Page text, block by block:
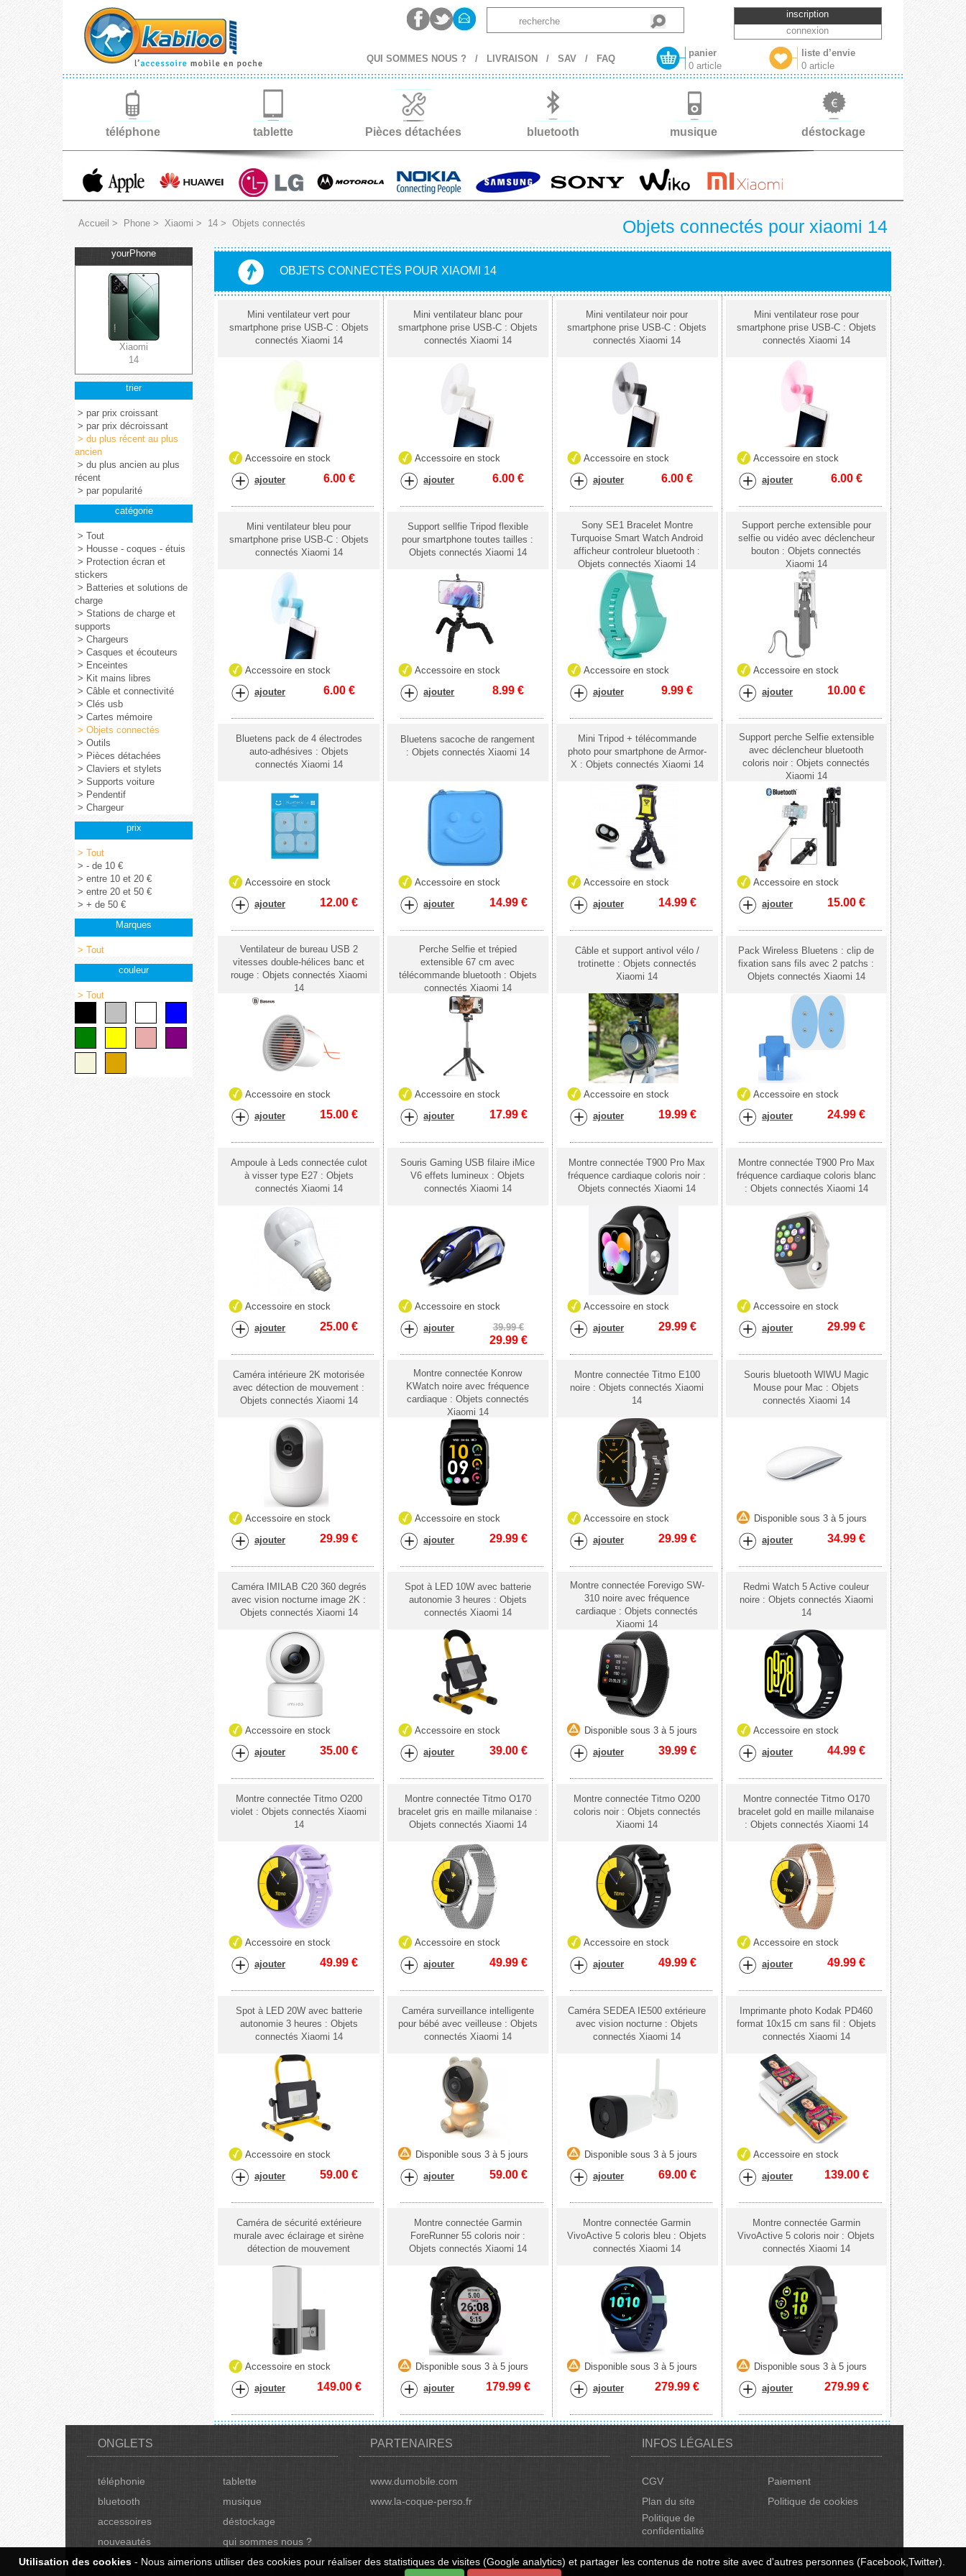
inscription
connexion
QUI SOMMES NOUS ? / LIVRAISON / SAV / FAQ
panier
0 article
liste d’envie
0 article
téléphone tablette Pièces détachées bluetooth musique déstockage
Accueil > Phone > Xiaomi > 14 > Objets connectés Objets connectés pour xiaomi 14
yourPhone
Xiaomi
14
trier
> par prix croissant
> par prix décroissant
> du plus récent au plus
ancien
> du plus ancien au plus
récent
> par popularité
catégorie
> Tout
> Housse - coques - étuis
> Protection écran et
stickers
> Batteries et solutions de
charge
> Stations de charge et
supports
> Chargeurs
> Casques et écouteurs
> Enceintes
> Kit mains libres
> Câble et connectivité
> Clés usb
> Cartes mémoire
> Objets connectés
> Outils
> Pièces détachées
> Claviers et stylets
> Supports voiture
> Pendentif
> Chargeur
prix
> Tout
> - de 10 €
> entre 10 et 20 €
> entre 20 et 50 €
> + de 50 €
Marques
> Tout
couleur
> Tout
OBJETS CONNECTÉS POUR XIAOMI 14
Mini ventilateur vert pour
smartphone prise USB-C : Objets
connectés Xiaomi 14
Accessoire en stock
ajouter 6.00€
Mini ventilateur blanc pour
smartphone prise USB-C : Objets
connectés Xiaomi 14
Accessoire en stock
ajouter 6.00 €
Mini ventilateur noir pour
smartphone prise USB-C : Objets
connectés Xiaomi 14
Accessoire en stock
ajouter 6.00 €
Mini ventilateur rose pour
smartphone prise USB-C : Objets
connectés Xiaomi 14
Accessoire en stock
ajouter 6.00€
Mini ventilateur bleu pour
smartphone prise USB-C : Objets
connectés Xiaomi 14
Accessoire en stock
ajouter 6.00€
Support sellfie Tripod flexible
pour smartphone toutes tailles :
Objets connectés Xiaomi 14
Accessoire en stock
ajouter 8.99 €
Sony SE1 Bracelet Montre
Turquoise Smart Watch Android
afficheur controleur bluetooth :
Objets connectés Xiaomi 14
Accessoire en stock
ajouter 9.99 €
Support perche extensible pour
selfie ou vidéo avec déclencheur
bouton : Objets connectés
Xiaomi 14
Accessoire en stock
ajouter 10.00 €
Bluetens pack de 4 électrodes
auto-adhésives : Objets
connectés Xiaomi 14
Accessoire en stock
ajouter 12.00 €
Bluetens sacoche de rangement
: Objets connectés Xiaomi 14
Accessoire en stock
ajouter 14.99€
Mini Tripod + télécommande
photo pour smartphone de Armor-
X : Objets connectés Xiaomi 14
Accessoire en stock
ajouter 14.99€
Support perche Selfie extensible
avec déclencheur bluetooth
coloris noir : Objets connectés
Xiaomi 14
Accessoire en stock
ajouter 15.00 €
Ventilateur de bureau USB 2
vitesses double-hélices banc et
rouge : Objets connectés Xiaomi
14
Accessoire en stock
ajouter 15.00 €
Perche Selfie et trépied
extensible 67 cm avec
télécommande bluetooth : Objets
connectés Xiaomi 14
Accessoire en stock
ajouter 17.99€
Câble et support antivol vélo /
trotinette : Objets connectés
Xiaomi 14
Accessoire en stock
ajouter 19.99€
Pack Wireless Bluetens : clip de
fixation sans fils avec 2 patchs :
Objets connectés Xiaomi 14
Accessoire en stock
ajouter 24.99 €
Ampoule à Leds connectée culot
à visser type E27 : Objets
connectés Xiaomi 14
Accessoire en stock
ajouter 25.00 €
Souris Gaming USB filaire iMice
V6 effets lumineux : Objets
connectés Xiaomi 14
Accessoire en stock
ajouter 39.99 €
29.99€
Montre connectée T900 Pro Max
fréquence cardiaque coloris noir :
Objets connectés Xiaomi 14
Accessoire en stock
ajouter 29.99€
Montre connectée T900 Pro Max
fréquence cardiaque coloris blanc
: Objets connectés Xiaomi 14
Accessoire en stock
ajouter 29.99 €
Caméra intérieure 2K motorisée
avec détection de mouvement :
Objets connectés Xiaomi 14
Accessoire en stock
ajouter 29.99 €
Montre connectée Konrow
KWatch noire avec fréquence
cardiaque : Objets connectés
Xiaomi 14
Accessoire en stock
ajouter 29.99€
Montre connectée Titmo E100
noire : Objets connectés Xiaomi
14
Accessoire en stock
ajouter 29.99€
Souris bluetooth WIWU Magic
Mouse pour Mac : Objets
connectés Xiaomi 14
Disponible sous 3 à 5 jours
ajouter 34.99 €
Caméra IMILAB C20 360 degrés
avec vision nocturne image 2K :
Objets connectés Xiaomi 14
Accessoire en stock
ajouter 35.00 €
Spot à LED 10W avec batterie
autonomie 3 heures : Objets
connectés Xiaomi 14
Accessoire en stock
ajouter 39.00€
Montre connectée Forevigo SW-
310 noire avec fréquence
cardiaque : Objets connectés
Xiaomi 14
Disponible sous 3 à 5 jours
ajouter 39.99€
Redmi Watch 5 Active couleur
noire : Objets connectés Xiaomi
14
Accessoire en stock
ajouter 44.99 €
Montre connectée Titmo O200
violet : Objets connectés Xiaomi
14
Accessoire en stock
ajouter 49.99 €
Montre connectée Titmo O170
bracelet gris en maille milanaise :
Objets connectés Xiaomi 14
Accessoire en stock
ajouter 49.99€
Montre connectée Titmo O200
coloris noir : Objets connectés
Xiaomi 14
Accessoire en stock
ajouter 49.99€
Montre connectée Titmo O170
bracelet gold en maille milanaise
: Objets connectés Xiaomi 14
Accessoire en stock
ajouter 49.99 €
Spot à LED 20W avec batterie
autonomie 3 heures : Objets
connectés Xiaomi 14
Accessoire en stock
ajouter 59.00 €
Caméra surveillance intelligente
pour bébé avec veilleuse : Objets
connectés Xiaomi 14
Disponible sous 3 à 5 jours
ajouter 59.00€
Caméra SEDEA IE500 extérieure
avec vision nocturne : Objets
connectés Xiaomi 14
Disponible sous 3 à 5 jours
ajouter 69.00€
Imprimante photo Kodak PD460
format 10x15 cm sans fil : Objets
connectés Xiaomi 14
Accessoire en stock
ajouter 139.00€
Caméra de sécurité extérieure
murale avec éclairage et sirène
détection de mouvement
Accessoire en stock
ajouter 149.00€
Montre connectée Garmin
ForeRunner 55 coloris noir :
Objets connectés Xiaomi 14
Disponible sous 3 à 5 jours
ajouter 179.99 €
Montre connectée Garmin
VivoActive 5 coloris bleu : Objets
connectés Xiaomi 14
Disponible sous 3 à 5 jours
ajouter 279.99 €
Montre connectée Garmin
VivoActive 5 coloris noir : Objets
connectés Xiaomi 14
Disponible sous 3 à 5 jours
ajouter 279.99€
ONGLETS
téléphonie
tablette
bluetooth
musique
accessoires
déstockage
nouveautés
qui sommes nous ?
livraison
Sav
PARTENAIRES
www.dumobile.com
www.la-coque-perso.fr
INFOS LÉGALES
CGV
Paiement
Plan du site
Politique de cookies
Politique de
confidentialité
Utilisation des cookies- Nous aimerions utiliser des cookies pour réaliser des statistiques de visites (Google analytics) et partager les contenus de notre site avec d'autres personnes (Facebook,Twitter).